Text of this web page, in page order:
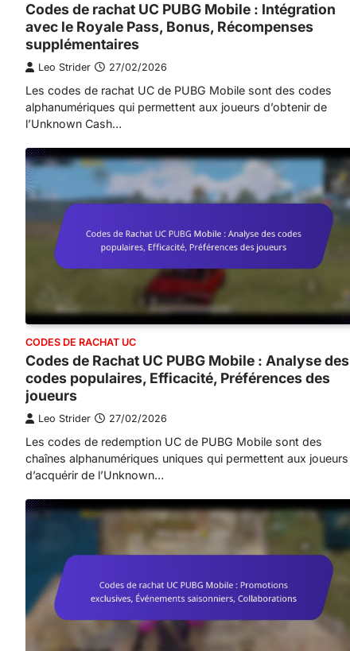
Codes de rachat UC PUBG Mobile : Intégration
avec le Royale Pass, Bonus, Récompenses
supplémentaires
Leo Strider 27/02/2026
Les codes de rachat UC de PUBG Mobile sont des codes
alphanumériques qui permettent aux joueurs d’obtenir de
l’Unknown Cash…
CODES DE RACHAT UC
Codes de Rachat UC PUBG Mobile : Analyse des
codes populaires, Efficacité, Préférences des
joueurs
Leo Strider 27/02/2026
Les codes de redemption UC de PUBG Mobile sont des
chaînes alphanumériques uniques qui permettent aux joueurs
d’acquérir de l’Unknown…